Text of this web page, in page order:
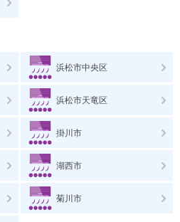
浜松市中央区
浜松市天竜区
掛川市
湖西市
菊川市